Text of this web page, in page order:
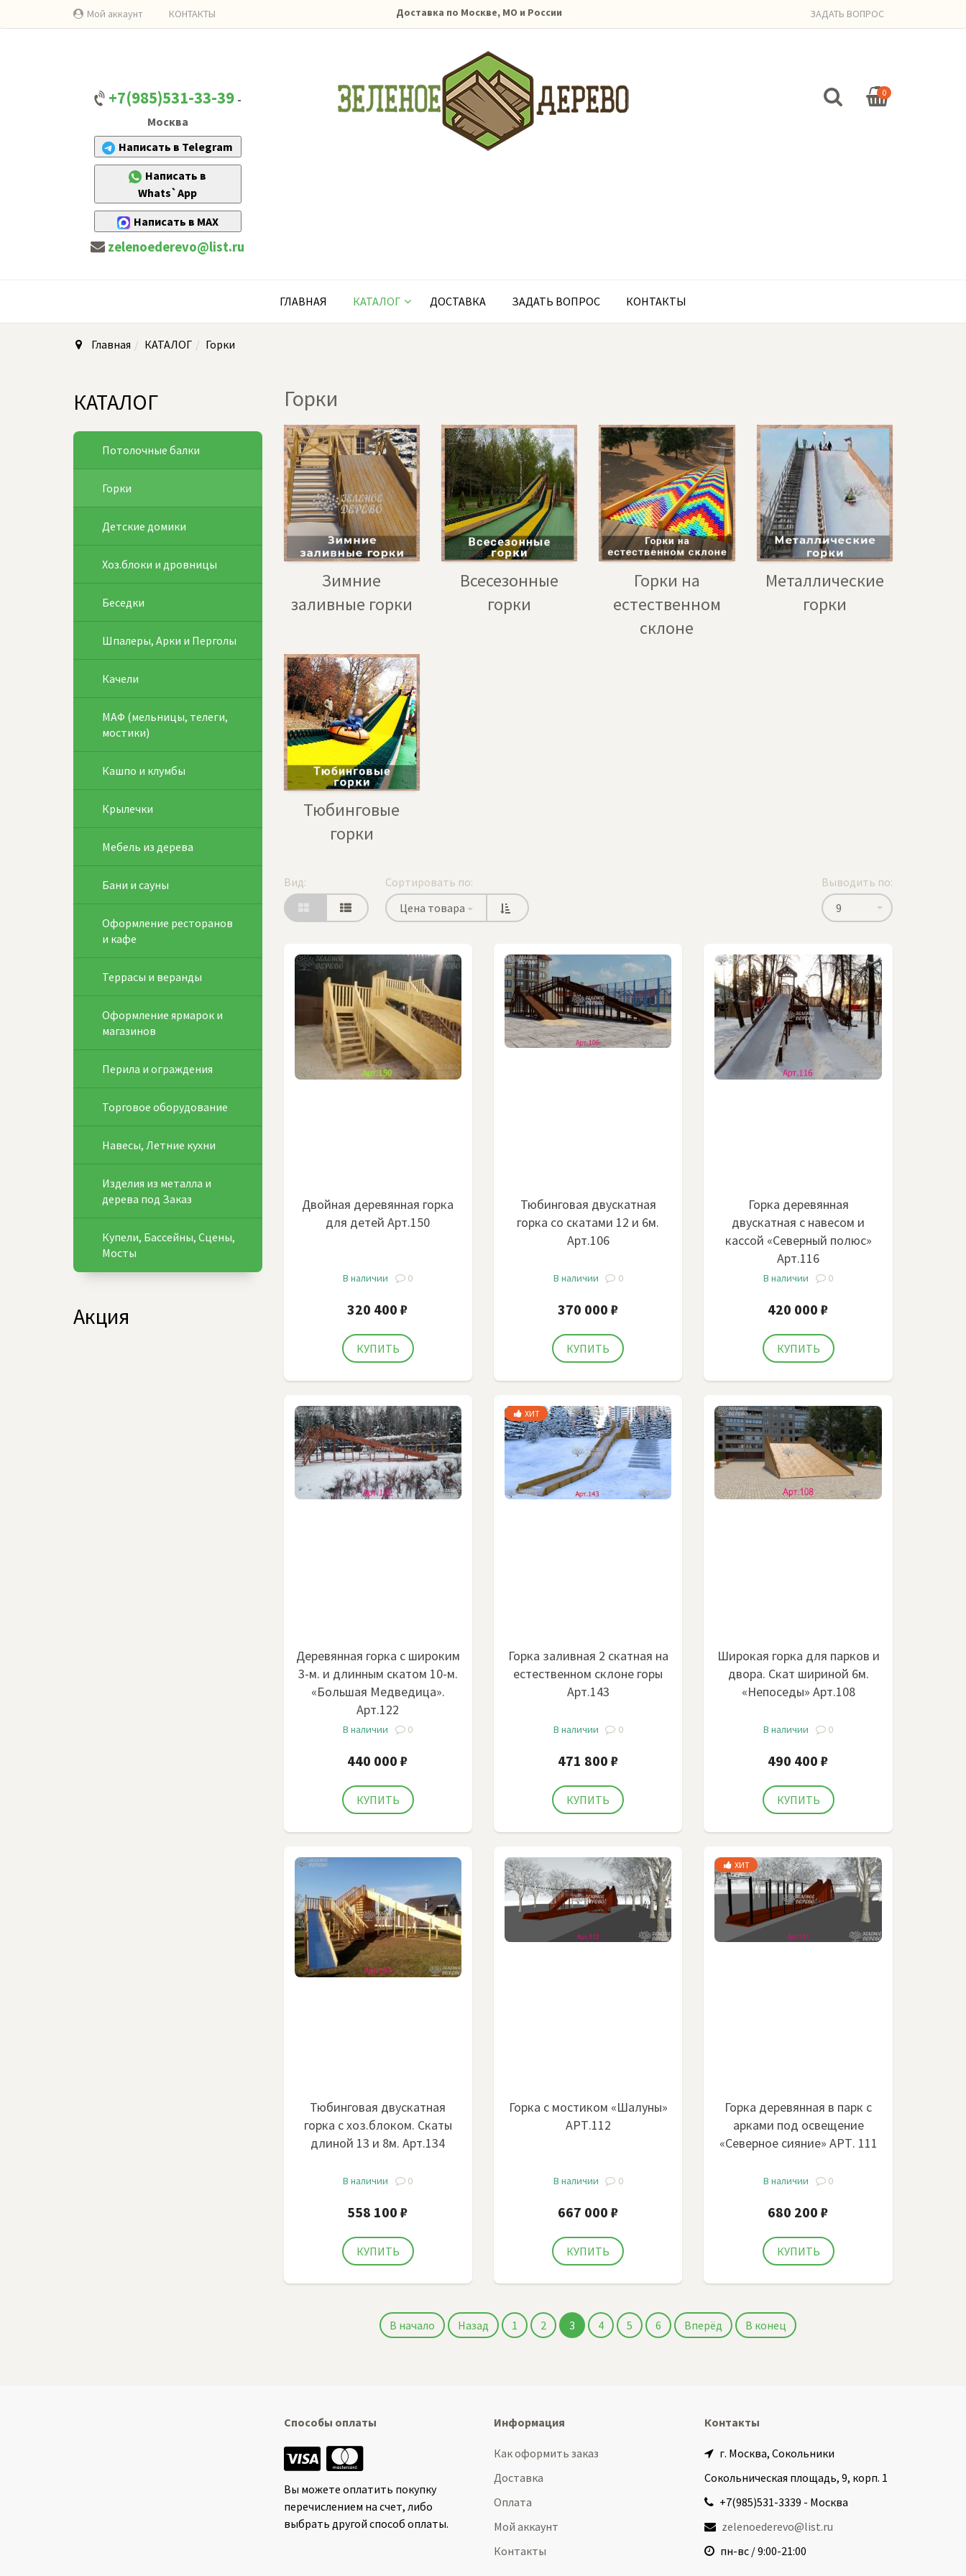
Мой аккаунт КОНТАКТЫ Доставка по Москве, МО и России ЗАДАТЬ ВОПРОС
+7(985)531-33-39 -
Москва
Написать в Telegram
Написать в
Whats`App
Написать в MAX
zelenoederevo@list.ru
0
ГЛАВНАЯ КАТАЛОГ ДОСТАВКА ЗАДАТЬ ВОПРОС КОНТАКТЫ
Главная КАТАЛОГ Горки
Горки
Зимние
заливные горки
Всесезонные
горки
Горки на
естественном
склоне
Металлические
горки
Тюбинговые
горки
Вид:
Сортировать по:
Цена товара
Выводить по:
9
Двойная деревянная горка
для детей Арт.150
В наличии 0
320 400 ₽
Тюбинговая двускатная
горка со скатами 12 и 6м.
Арт.106
В наличии 0
370 000 ₽
Горка деревянная
двускатная с навесом и
кассой «Северный полюс»
Арт.116
В наличии 0
420 000 ₽
Деревянная горка с широким
3-м. и длинным скатом 10-м.
«Большая Медведица».
Арт.122
В наличии 0
440 000 ₽
ХИТ
Горка заливная 2 скатная на
естественном склоне горы
Арт.143
В наличии 0
471 800 ₽
Широкая горка для парков и
двора. Скат шириной 6м.
«Непоседы» Арт.108
В наличии 0
490 400 ₽
Тюбинговая двускатная
горка с хоз.блоком. Скаты
длиной 13 и 8м. Арт.134
В наличии 0
558 100 ₽
Горка с мостиком «Шалуны»
АРТ.112
В наличии 0
667 000 ₽
ХИТ
Горка деревянная в парк с
арками под освещение
«Северное сияние» АРТ. 111
В наличии 0
680 200 ₽
В начало Назад 1 2 3 4 5 6 Вперёд В конец
КАТАЛОГ
Потолочные балки
Горки
Детские домики
Хоз.блоки и дровницы
Беседки
Шпалеры, Арки и Перголы
Качели
МАФ (мельницы, телеги,
мостики)
Кашпо и клумбы
Крылечки
Мебель из дерева
Бани и сауны
Оформление ресторанов
и кафе
Террасы и веранды
Оформление ярмарок и
магазинов
Перила и ограждения
Торговое оборудование
Навесы, Летние кухни
Изделия из металла и
дерева под Заказ
Купели, Бассейны, Сцены,
Мосты
Акция
Способы оплаты
Вы можете оплатить покупку
перечислением на счет, либо
выбрать другой способ оплаты.
Информация
Как оформить заказ
Доставка
Оплата
Мой аккаунт
Контакты
Контакты
г. Москва, Сокольники
Сокольническая площадь, 9, корп. 1
+7(985)531-3339 - Москва
zelenoederevo@list.ru
пн-вс / 9:00-21:00